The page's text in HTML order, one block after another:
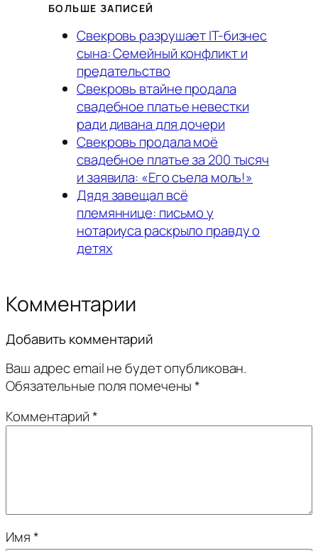
БОЛЬШЕ ЗАПИСЕЙ
Свекровь разрушает IT-бизнес
сына: Семейный конфликт и
предательство
Свекровь втайне продала
свадебное платье невестки
ради дивана для дочери
Свекровь продала моё
свадебное платье за 200 тысяч
и заявила: «Его съела моль!»
Дядя завещал всё
племяннице: письмо у
нотариуса раскрыло правду о
детях
Комментарии
Добавить комментарий
Ваш адрес email не будет опубликован.
Обязательные поля помечены*
Комментарий*
Имя*